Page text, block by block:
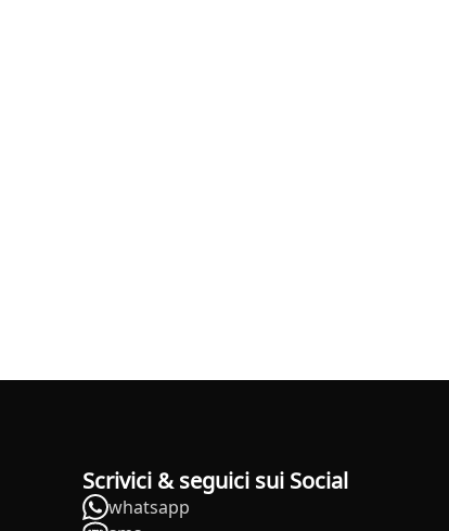
Scrivici & seguici sui Social
whatsapp